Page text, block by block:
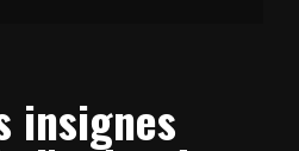
insignes